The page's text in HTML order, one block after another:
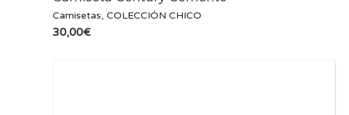
Camisetas, COLECCIÓN CHICO
30,00€